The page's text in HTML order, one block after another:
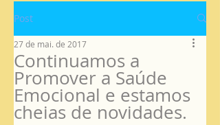
Post
Continuamos a
Promover a Saúde
Emocional e estamos
cheias de novidades.
27 de mai. de 2017